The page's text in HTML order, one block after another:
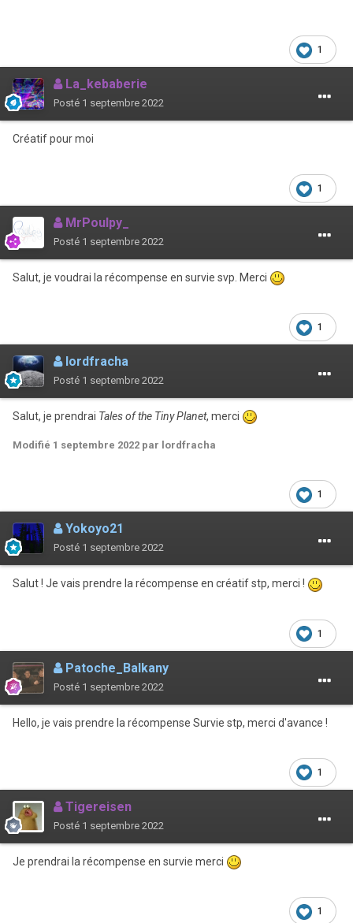
1
La_kebaberie
Posté 1 septembre 2022
Créatif pour moi
1
MrPoulp y_
Posté 1 septembre 2022
Salut, je voudrai la récompense en survie svp. Merci
1
lordfracha
Posté 1 septembre 2022
Salut, je prendrai Tales of the Tiny Planet, merci
Modifié 1 septembre 2022 par lordfracha
1
Yokoyo21
Posté 1 septembre 2022
Salut ! Je vais prendre la récompense en créatif stp, merci !
1
Patoche_Balkany
Posté 1 septembre 2022
Hello, je vais prendre la récompense Survie stp, merci d'avance !
1
Tigereisen
Posté 1 septembre 2022
Je prendrai la récompense en survie merci
1